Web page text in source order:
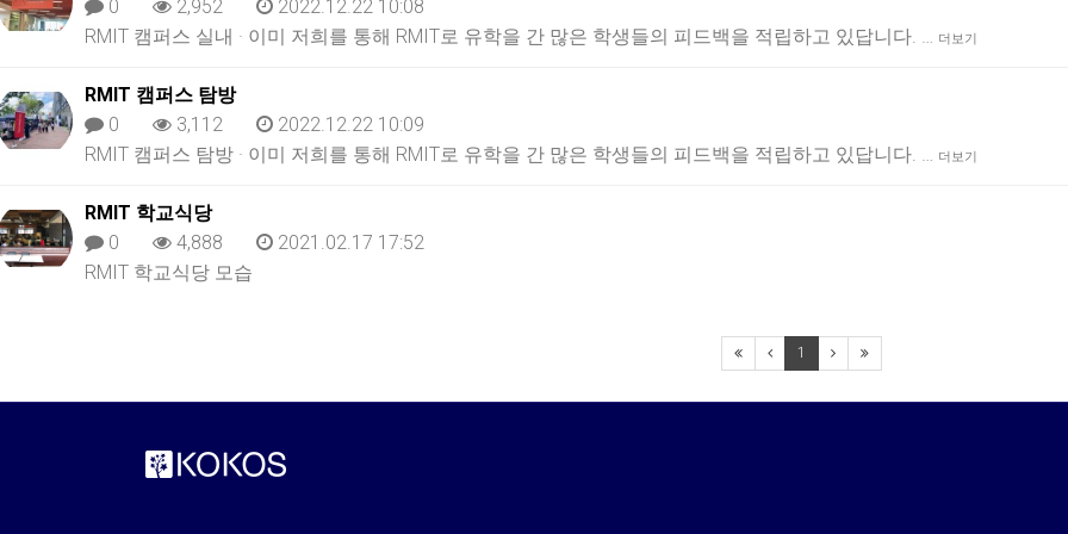
0 2,952
2022.12.22 10:08
RMIT 캠퍼스 실내 · 이미 저희를 통해 RMIT로 유학을 간 많은 학생들의 피드백을 적립하고 있답니다. … 더보기
RMIT 캠퍼스 탐방
0
3,112
2022.12.22 10:09
RMIT 캠퍼스 탐방 · 이미 저희를 통해 RMIT로 유학을 간 많은 학생들의 피드백을 적립하고 있답니다. … 더보기
RMIT 학교식당
0
4,888
2021.02.17 17:52
RMIT 학교식당 모습
1